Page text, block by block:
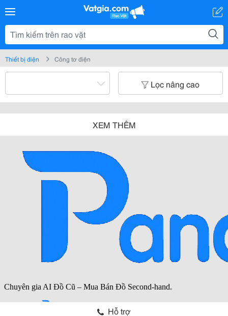
Thiết bị điện Công tơ điện
Lọc nâng cao
XEM THÊM
Hỗ trợ